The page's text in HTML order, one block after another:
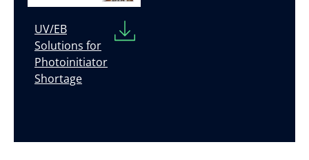
UV/EB
Solutions for
Photoinitiator
Shortage